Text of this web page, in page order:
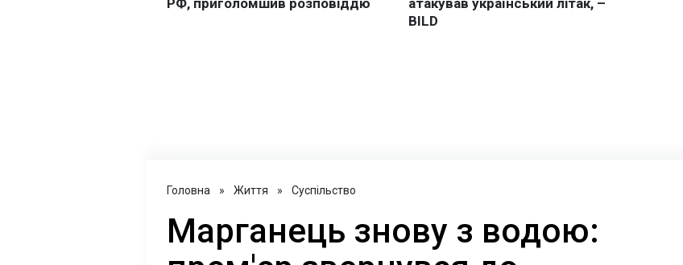
Головна » Життя » Суспільство
Марганець знову з водою: